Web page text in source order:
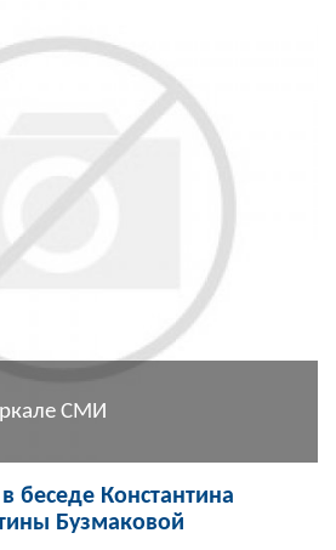
СМИ
беседе Константина
Бузмаковой